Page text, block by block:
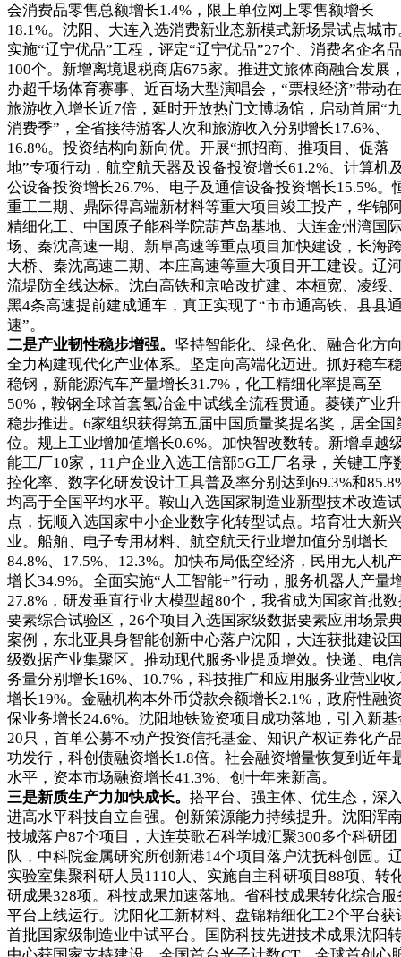
会消费品零售总额增长1.4%，限上单位网上零售额增长
18.1%。沈阳、大连入选消费新业态新模式新场景试点城市
实施“辽宁优品”工程，评定“辽宁优品”27个、消费名企名品
100个。新增离境退税商店675家。推进文旅体商融合发展
办超千场体育赛事、近百场大型演唱会，“票根经济”带动
旅游收入增长近7倍，延时开放热门文博场馆，启动首届“
消费季”，全省接待游客人次和旅游收入分别增长17.6%、
16.8%。投资结构向新向优。开展“抓招商、推项目、促落
地”专项行动，航空航天器及设备投资增长61.2%、计算机
公设备投资增长26.7%、电子及通信设备投资增长15.5%。
重工二期、鼎际得高端新材料等重大项目竣工投产，华锦
精细化工、中国原子能科学院葫芦岛基地、大连金州湾国
场、秦沈高速一期、新阜高速等重点项目加快建设，长海
大桥、秦沈高速二期、本庄高速等重大项目开工建设。辽
流堤防全线达标。沈白高铁和京哈改扩建、本桓宽、凌绥
黑4条高速提前建成通车，真正实现了“市市通高铁、县县
速”。
二是产业韧性稳步增强。 坚持智能化、绿色化、融合化方
全力构建现代化产业体系。坚定向高端化迈进。抓好稳车
稳钢，新能源汽车产量增长31.7%，化工精细化率提高至
50%，鞍钢全球首套氢冶金中试线全流程贯通。菱镁产业
稳步推进。6家组织获得第五届中国质量奖提名奖，居全国
位。规上工业增加值增长0.6%。加快智改数转。新增卓越
能工厂10家，11户企业入选工信部5G工厂名录，关键工序
控化率、数字化研发设计工具普及率分别达到69.3%和
均高于全国平均水平。鞍山入选国家制造业新型技术改造
点，抚顺入选国家中小企业数字化转型试点。培育壮大新
业。船舶、电子专用材料、航空航天行业增加值分别增长
84.8%、17.5%、12.3%。加快布局低空经济，民用无人机
增长34.9%。全面实施“人工智能+”行动，服务机器人产量
27.8%，研发垂直行业大模型超80个，我省成为国家首批
要素综合试验区，26个项目入选国家级数据要素应用场景
案例，东北亚具身智能创新中心落户沈阳，大连获批建设
级数据产业集聚区。推动现代服务业提质增效。快递、电
务量分别增长16%、10.7%，科技推广和应用服务业营业收
增长19%。金融机构本外币贷款余额增长2.1%，政府性融
保业务增长24.6%。沈阳地铁险资项目成功落地，引入新基
20只，首单公募不动产投资信托基金、知识产权证券化产
功发行，科创债融资增长1.8倍。社会融资增量恢复到近年
水平，资本市场融资增长41.3%、创十年来新高。
三是新质生产力加快成长。 搭平台、强主体、优生态，深
进高水平科技自立自强。创新策源能力持续提升。沈阳浑
技城落户87个项目，大连英歌石科学城汇聚300多个科研团
队，中科院金属研究所创新港14个项目落户沈抚科创园。
实验室集聚科研人员1110人、实施自主科研项目88项、转
研成果328项。科技成果加速落地。省科技成果转化综合服
平台上线运行。沈阳化工新材料、盘锦精细化工2个平台获
首批国家级制造业中试平台。国防科技先进技术成果沈阳